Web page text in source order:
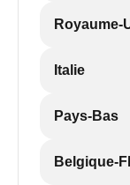
Royaume-
Italie
Pays-Bas
Belgique-